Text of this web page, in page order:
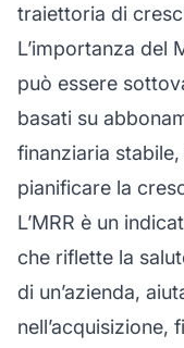
traiettoria di
L’importanza del
può essere
basati su
finanziaria
pianificare la
L’MRR è un
che riflette la
di un’azienda,
nell’acquisizione,